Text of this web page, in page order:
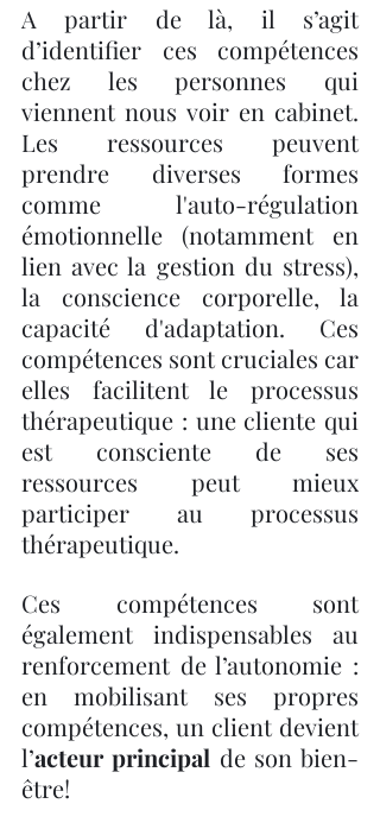
A partir de là, il s’agit
d’identifier ces compétences
chez les personnes qui
viennent nous voir en cabinet.
Les ressources peuvent
prendre diverses formes
comme l'auto-régulation
émotionnelle (notamment en
lien avec la gestion du stress),
la conscience corporelle, la
capacité d'adaptation. Ces
compétences sont cruciales car
elles facilitent le processus
thérapeutique : une cliente qui
est consciente de ses
ressources peut mieux
participer au processus
thérapeutique.
Ces compétences sont
également indispensables au
renforcement de l’autonomie :
en mobilisant ses propres
compétences, un client devient
l’acteur principal de son bien-
être!